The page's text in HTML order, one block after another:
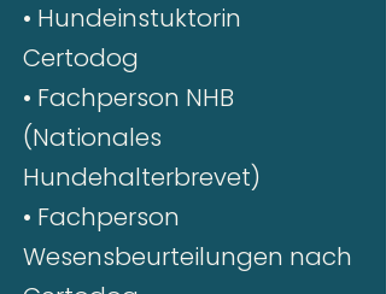
• Hundeinstuktorin
Certodog
• Fachperson NHB
(Nationales
Hundehalterbrevet)
• Fachperson
Wesensbeurteilungen nach